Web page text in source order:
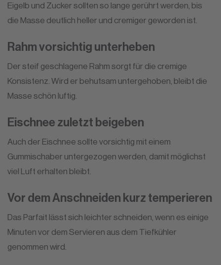
Eigelb und Zucker sollten so lange gerührt werden, bis
die Masse deutlich heller und cremiger geworden ist.
Rahm vorsichtig unterheben
Der steif geschlagene Rahm sorgt für die cremige
Konsistenz. Wird er behutsam untergehoben, bleibt die
Masse schön luftig.
Eischnee zuletzt beigeben
Auch der Eischnee sollte vorsichtig mit einem
Gummischaber untergezogen werden, damit möglichst
viel Luft erhalten bleibt.
Vor dem Anschneiden kurz temperieren
Das Parfait lässt sich leichter schneiden, wenn es einige
Minuten vor dem Servieren aus dem Tiefkühler
genommen wird.